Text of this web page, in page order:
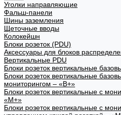
Уголки направляющие
Фальш-панели
Шины заземления
Щеточные вводы
Колокейшн
Блоки розеток (PDU)
Аксессуары для блоков
Вертикальные PDU
Блоки розеток вертикальные
Блоки розеток вертикальные
мониторингом – «В+»
Блоки розеток вертикальные с
«М+»
Блоки розеток вертикальные с